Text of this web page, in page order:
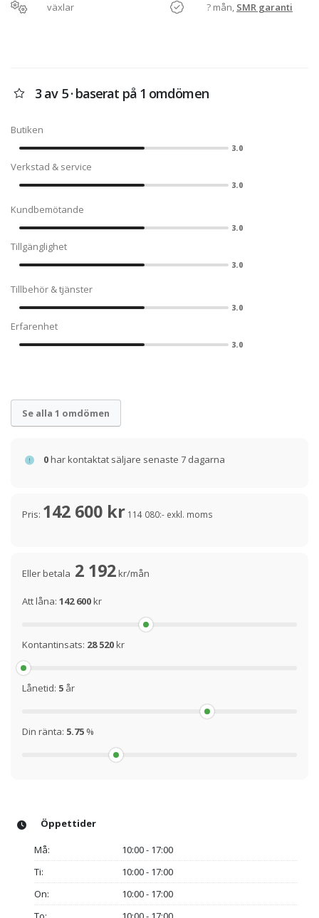
växlar
? mån, SMR garanti
3 av 5 · baserat på 1 omdömen
Butiken
3.0
Verkstad & service
3.0
Kundbemötande
3.0
Tillgänglighet
3.0
Tillbehör & tjänster
3.0
Erfarenhet
3.0
Se alla 1 omdömen
0har kontaktat säljare senaste 7 dagarna
Pris: 142 600 kr 114 080:- exkl. moms
Eller betala 2 192kr/mån
Att låna: 142 600kr
Kontantinsats: 28 520kr
Lånetid: 5 år
Din ränta: 5.75 %
Öppettider
Må:
10:00 - 17:00
Ti:
10:00 - 17:00
On:
10:00 - 17:00